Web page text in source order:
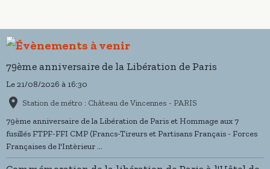
79ème anniversaire de la Libération de Paris
Le 21/08/2026 à 16:30
Station de métro : Château de Vincennes - PARIS
79ème anniversaire de la Libération de Paris et Hommage aux 7
fusillés FTPF-FFI CMP (Francs-Tireurs et Partisans Français - Forces
Françaises de l'Intèrieur ...